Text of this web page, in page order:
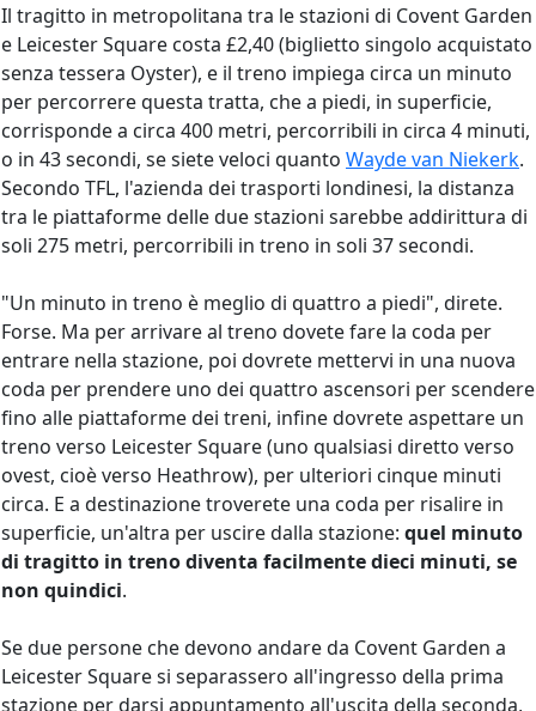
Il tragitto in metropolitana tra le stazioni di Covent Garden
e Leicester Square costa £2,40 (biglietto singolo acquistato
senza tessera Oyster), e il treno impiega circa un minuto
per percorrere questa tratta, che a piedi, in superficie,
corrisponde a circa 400 metri, percorribili in circa 4 minuti,
o in 43 secondi, se siete veloci quanto Wayde van Niekerk.
Secondo TFL, l'azienda dei trasporti londinesi, la distanza
tra le piattaforme delle due stazioni sarebbe addirittura di
soli 275 metri, percorribili in treno in soli 37 secondi.
"Un minuto in treno è meglio di quattro a piedi", direte.
Forse. Ma per arrivare al treno dovete fare la coda per
entrare nella stazione, poi dovrete mettervi in una nuova
coda per prendere uno dei quattro ascensori per scendere
fino alle piattaforme dei treni, infine dovrete aspettare un
treno verso Leicester Square (uno qualsiasi diretto verso
ovest, cioè verso Heathrow), per ulteriori cinque minuti
circa. E a destinazione troverete una coda per risalire in
superficie, un'altra per uscire dalla stazione: quel minuto
di tragitto in treno diventa facilmente dieci minuti, se
non quindici.
Se due persone che devono andare da Covent Garden a
Leicester Square si separassero all'ingresso della prima
stazione per darsi appuntamento all'uscita della seconda,